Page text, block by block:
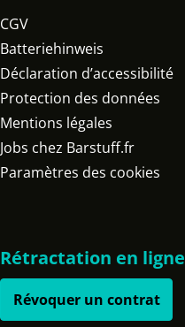
CGV
Batteriehinweis
Déclaration d’accessibilité
Protection des données
Mentions légales
Jobs chez Barstuff.fr
Paramètres des cookies
Rétractation en ligne
Révoquer un contrat